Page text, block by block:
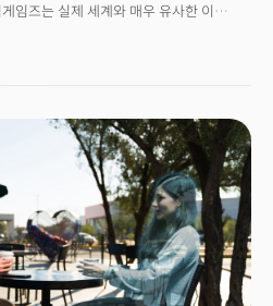
임즈는 실제 세계와 매우 유사한 이
의 미래의 잠재력을 보여주고, 누구나
효과, 게임, 기술 및 공상 과학소설 등 여러
를 구축하는 일에 몰두하고 있다.
다 더 보여줄 수 있는 방법은 없다고 생각해
했다"고 설명했다.지난 26일, 리브리레
우리 데모가 완벽하지 않지만, 환경, 도시,
다. 앞으로 5, 6년 안에 시각적인 차이를
드웨어를 보게 될 것이다”라고 예측했다.
한 혼돈을 표현할 수 있는 복잡한 현실
, 시각적인 측면은 완전히 현실감 있게